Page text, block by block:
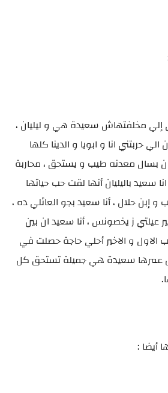
إلي مخلفتهاش سعيدة هي و ليليان ،
حربتني انا و ابويا و الدينا كلها
ان بسال معدنه طيب و يستحق ، محاربة
باليليان أنها لقت حب حياتها
حلال ، أنا سعيد بجو العائلي ده ،
عيلتي ز يخصونس ، أنا سعيد ان بين
الاول و الاخير أحلي حاجة حصلت في
عمرها سعيدة هي جميلة تستحق كل
أيضا :